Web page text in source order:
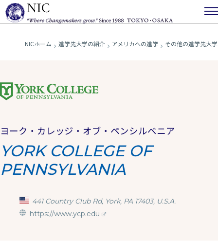
NICホーム 進学先大学の紹介 アメリカへの進学 その他の進学先大学
ヨーク・カレッジ・オブ・ペンシルベニア
YORK COLLEGE OF
PENNSYLVANIA
441 Country Club Rd, York, PA 17403, U.S.A.
https://www.ycp.edu